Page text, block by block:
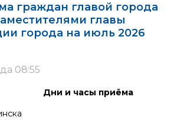
граждан главой города
главы
города на июль 2026
08:55
Дни и часы приёма